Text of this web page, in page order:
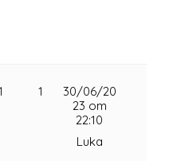
1
30/06/20
23 om
22:10
Luka